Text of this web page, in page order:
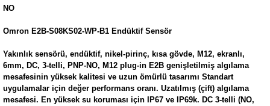
NO
Omron E2B-S08KS02-WP-B1 Endüktif Sensör
Yakınlık sensörü, endüktif, nikel-pirinç, kısa gövde, M12, ekranlı,
6mm, DC, 3-telli, PNP-NO, M12 plug-in E2B genişletilmiş algılama
mesafesinin yüksek kalitesi ve uzun ömürlü tasarımı Standart
uygulamalar için değer performans oranı. Uzatılmış (çift) algılama
mesafesi. En yüksek su koruması için IP67 ve IP69k. DC 3-telli (NO,